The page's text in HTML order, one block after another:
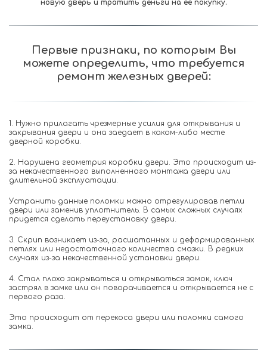
новую дверь и тратить деньги на ее покупку.
Первые признаки, по которым Вы
можете определить, что требуется
ремонт железных дверей:
1. Нужно прилагать чрезмерные усилия для открывания и
закрывания двери и она заедает в каком-либо месте
дверной коробки.
2. Нарушена геометрия коробки двери. Это происходит из-
за некачественного выполненного монтажа двери или
длительной эксплуатации.
Устранить данные поломки можно отрегулировав петли
двери или заменив уплотнитель. В самых сложных случаях
придется сделать переустановку двери.
3. Скрип возникает из-за, расшатанных и деформированных
петлях или недостаточного количества смазки. В редких
случаях из-за некачественной установки двери.
4. Стал плохо закрываться и открываться замок, ключ
застрял в замке или он поворачивается и открывается не с
первого раза.
Это происходит от перекоса двери или поломки самого
замка.